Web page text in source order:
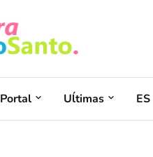
Portal Uĺtimas ES